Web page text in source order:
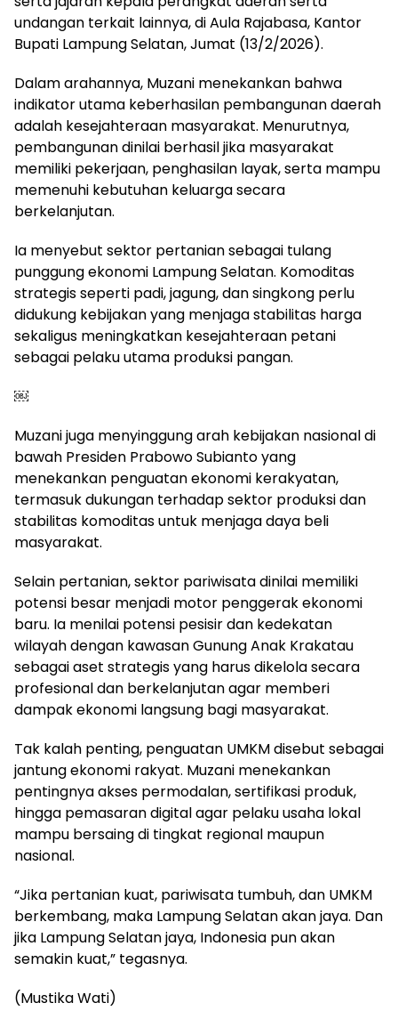
undangan terkait lainnya, di Aula Rajabasa, Kantor
Bupati Lampung Selatan, Jumat (13/2/2026).
Dalam arahannya, Muzani menekankan bahwa
indikator utama keberhasilan pembangunan daerah
adalah kesejahteraan masyarakat. Menurutnya,
pembangunan dinilai berhasil jika masyarakat
memiliki pekerjaan, penghasilan layak, serta mampu
memenuhi kebutuhan keluarga secara
berkelanjutan.
Ia menyebut sektor pertanian sebagai tulang
punggung ekonomi Lampung Selatan. Komoditas
strategis seperti padi, jagung, dan singkong perlu
didukung kebijakan yang menjaga stabilitas harga
sekaligus meningkatkan kesejahteraan petani
sebagai pelaku utama produksi pangan.
￼
Muzani juga menyinggung arah kebijakan nasional di
bawah Presiden Prabowo Subianto yang
menekankan penguatan ekonomi kerakyatan,
termasuk dukungan terhadap sektor produksi dan
stabilitas komoditas untuk menjaga daya beli
masyarakat.
Selain pertanian, sektor pariwisata dinilai memiliki
potensi besar menjadi motor penggerak ekonomi
baru. Ia menilai potensi pesisir dan kedekatan
wilayah dengan kawasan Gunung Anak Krakatau
sebagai aset strategis yang harus dikelola secara
profesional dan berkelanjutan agar memberi
dampak ekonomi langsung bagi masyarakat.
Tak kalah penting, penguatan UMKM disebut sebagai
jantung ekonomi rakyat. Muzani menekankan
pentingnya akses permodalan, sertifikasi produk,
hingga pemasaran digital agar pelaku usaha lokal
mampu bersaing di tingkat regional maupun
nasional.
“Jika pertanian kuat, pariwisata tumbuh, dan UMKM
berkembang, maka Lampung Selatan akan jaya. Dan
jika Lampung Selatan jaya, Indonesia pun akan
semakin kuat,” tegasnya.
(Mustika Wati)